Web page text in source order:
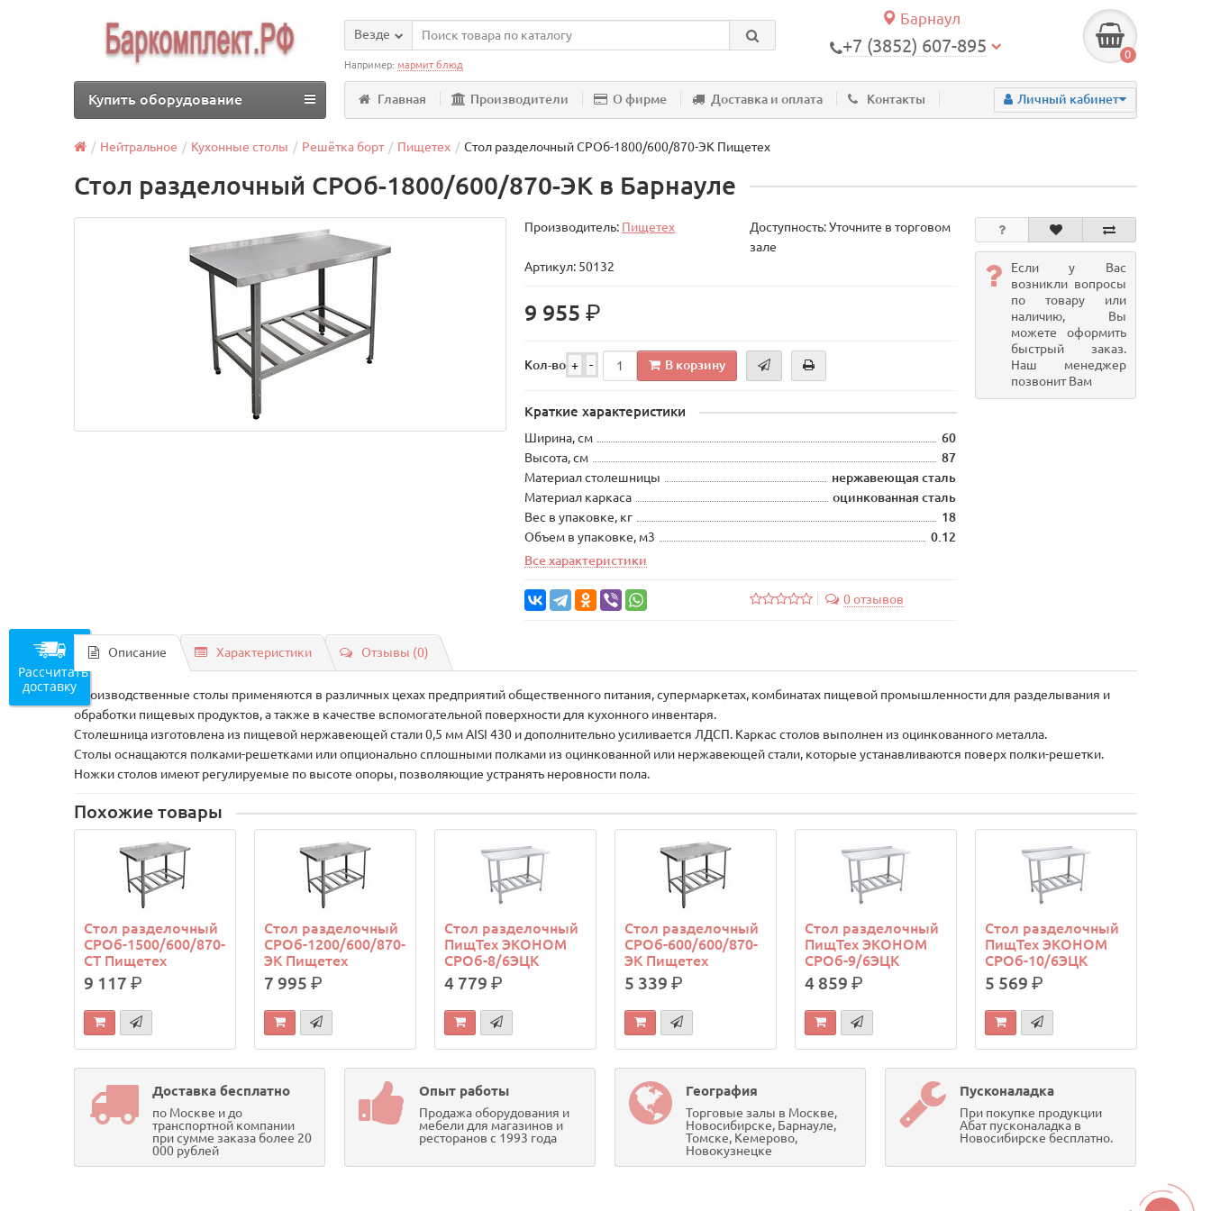
Барнаул
+7 (3852) 607-895 0
Везде
Например:мармит блюд
Главная Производители О фирме Доставка и оплата Контакты Личный кабинет
Купить оборудование
Нейтральное Кухонные столы Решётка борт Пищетех Стол разделочный СРОб-1800/600/870-ЭК Пищетех
Стол разделочный СРОб-1800/600/870-ЭК в Барнауле
Производитель: Пищетех
Доступность: Уточните в торговом
зале
Артикул: 50132
9 955р.
Кол-во + - В корзину
Краткие характеристики
Ширина, см
60
Высота, см
87
Материал столешницы
нержавеющая сталь
Материал каркаса
оцинкованная сталь
Вес в упаковке, кг
18
Объем в упаковке, м3
0.12
Все характеристики
0 отзывов
Если у Вас
возникли вопросы
по товару или
наличию, Вы
можете оформить
быстрый заказ.
Наш менеджер
позвонит Вам
Описание Характеристики Отзывы (0)
Производственные столы применяются в различных цехах предприятий общественного питания, супермаркетах, комбинатах пищевой промышленности для разделывания и
обработки пищевых продуктов, а также в качестве вспомогательной поверхности для кухонного инвентаря.
Столешница изготовлена из пищевой нержавеющей стали 0,5 мм AISI 430 и дополнительно усиливается ЛДСП. Каркас столов выполнен из оцинкованного металла.
Столы оснащаются полками-решетками или опционально сплошными полками из оцинкованной или нержавеющей стали, которые устанавливаются поверх полки-решетки.
Ножки столов имеют регулируемые по высоте опоры, позволяющие устранять неровности пола.
Похожие товары
Стол разделочный
СРОб-1500/600/870-
СТ Пищетех
9 117р.
Стол разделочный
СРОб-1200/600/870-
ЭК Пищетех
7 995р.
Стол разделочный
ПищТех ЭКОНОМ
СРОб-8/6ЭЦК
4 779р.
Стол разделочный
СРОб-600/600/870-
ЭК Пищетех
5 339р.
Стол разделочный
ПищТех ЭКОНОМ
СРОб-9/6ЭЦК
4 859р.
Стол разделочный
ПищТех ЭКОНОМ
СРОб-10/6ЭЦК
5 569р.
Доставка бесплатно
по Москве и до
транспортной компании
при сумме заказа более 20
000 рублей
Опыт работы
Продажа оборудования и
мебели для магазинов и
ресторанов с 1993 года
География
Торговые залы в Москве,
Новосибирске, Барнауле,
Томске, Кемерово,
Новокузнецке
Пусконаладка
При покупке продукции
Абат пусконаладка в
Новосибирске бесплатно.
Рассчитать
доставку